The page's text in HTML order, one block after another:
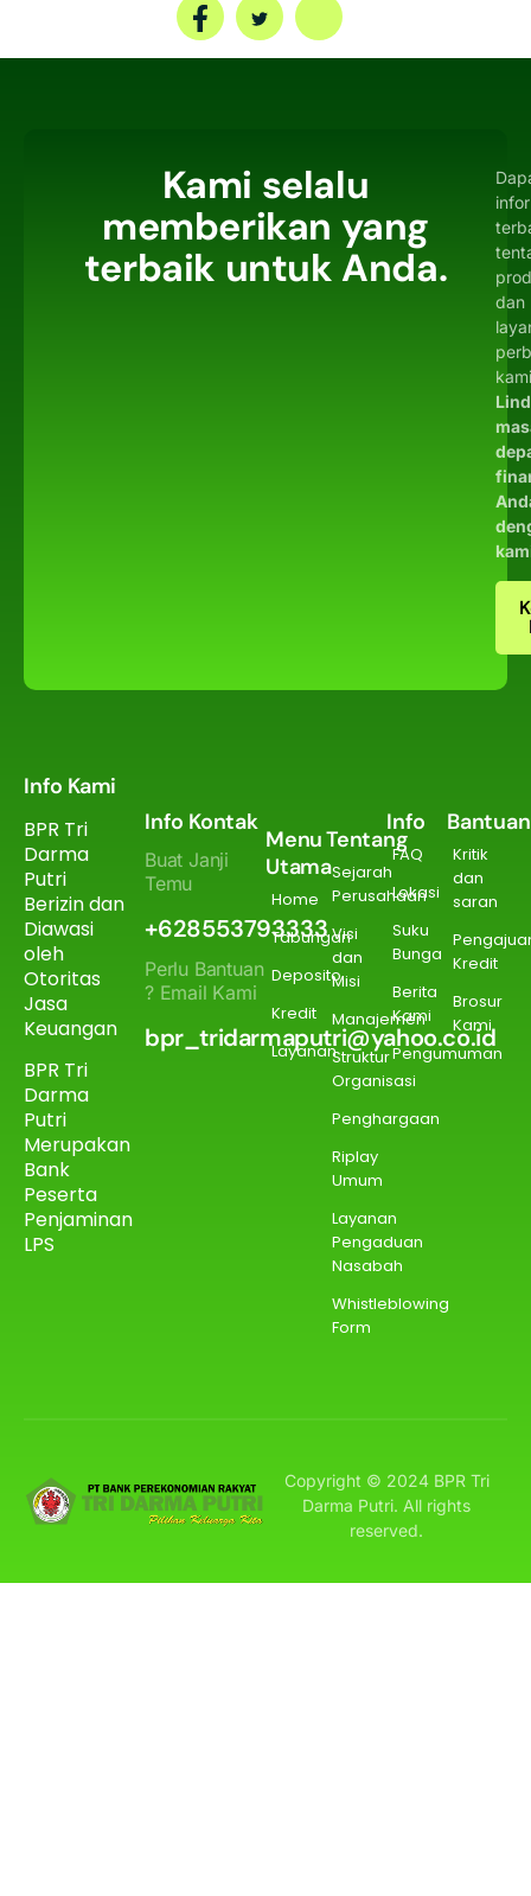
Kami selalu
memberikan yang
terbaik untuk Anda.
dan
Info Kami
BPR Tri
Darma
Putri
Berizin dan
Diawasi
oleh
Otoritas
Jasa
Keuangan
BPR Tri
Darma
Putri
Merupakan
Bank
Peserta
Penjaminan
LPS
Info Kontak
Buat Janji
Temu
+628553793333
Perlu Bantuan
? Email Kami
bpr_tridarmaputri@yahoo.co.id
Menu
Utama
Home
Tabungan
Deposito
Kredit
Layanan
Tentang
Sejarah
Perusahaan
Visi
dan
Misi
Manajemen
Struktur
Organisasi
Penghargaan
Riplay
Umum
Layanan
Pengaduan
Nasabah
Whistleblowing
Form
Info
FAQ
Lokasi
Suku
Bunga
Berita
Kami
Pengumuman
Bantuan
Kritik
dan
saran
Kredit
Brosur
Kami
Copyright © 2024 BPR Tri
Darma Putri. All rights
reserved.